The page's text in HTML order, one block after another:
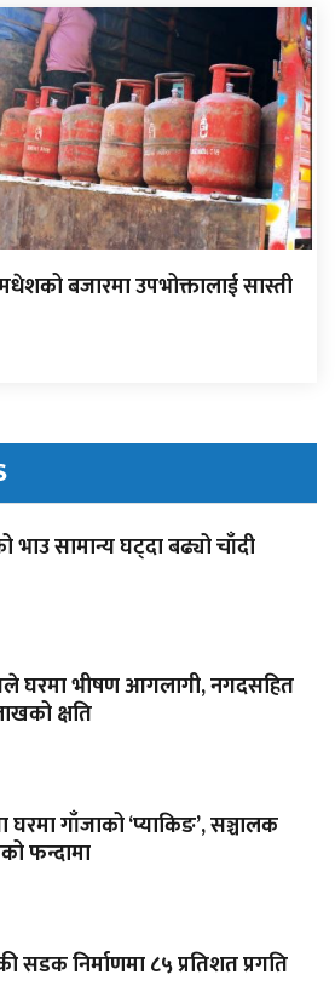
बजारमा उपभोक्तालाई सास्ती
भाउ सामान्य घट्दा बढ्यो चाँदी
घरमा भीषण आगलागी, नगदसहित
क्षति
घरमा गाँजाको ‘प्याकिङ’, सञ्चालक
फन्दामा
सडक निर्माणमा ८५ प्रतिशत प्रगति